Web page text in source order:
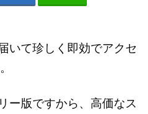
いて珍しく即効でアクセ
ー版ですから、高価なス